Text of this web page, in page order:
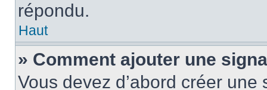
répondu.
Haut
» Comment ajouter une
Vous devez d’abord créer